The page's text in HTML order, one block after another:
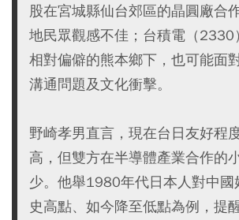
股在宮城縣仙台郊區的晶圓廠合
地民眾觀感不佳；台積電（2330
相對偏僻的熊本鄉下，也可能面
溝通問題及文化衝擊。
野崎孝男直言，現在台日友好程
高，但雙方在半導體產業合作的
少。他舉1980年代日本人對中國
史高點、如今降至低點為例，提